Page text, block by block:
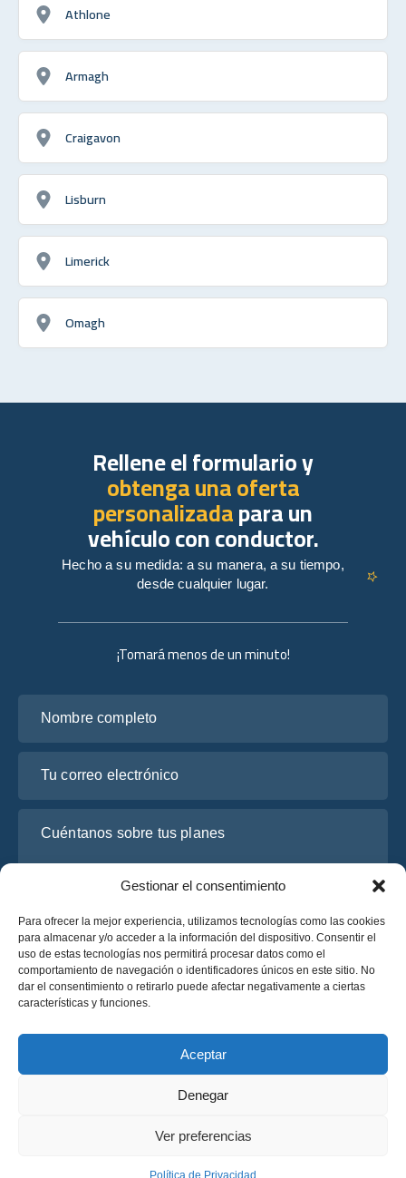
Gestionar el consentimiento
Para ofrecer la mejor experiencia, utilizamos tecnologías como las cookies
para almacenar y/o acceder a la información del dispositivo. Consentir el
uso de estas tecnologías nos permitirá procesar datos como el
comportamiento de navegación o identificadores únicos en este sitio. No
dar el consentimiento o retirarlo puede afectar negativamente a ciertas
características y funciones.
Aceptar
Denegar
Ver preferencias
Política de Privacidad
Athlone
Armagh
Craigavon
Lisburn
Limerick
Omagh
Política de Privacidad
Términos y Condiciones
¡Tomará menos de un minuto!
He leído y acepto la
Solicite un presupuesto
Solicite un presupuesto
Rellene el formulario y
obtenga una oferta
personalizadapara un
vehículo con conductor.
Hecho a su medida: a su manera, a su tiempo,
desde cualquier lugar.